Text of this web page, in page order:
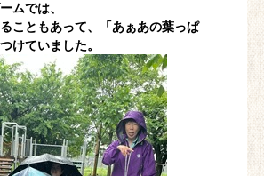
ムでは、
こともあって、「あぁあの葉っぱ
けていました。